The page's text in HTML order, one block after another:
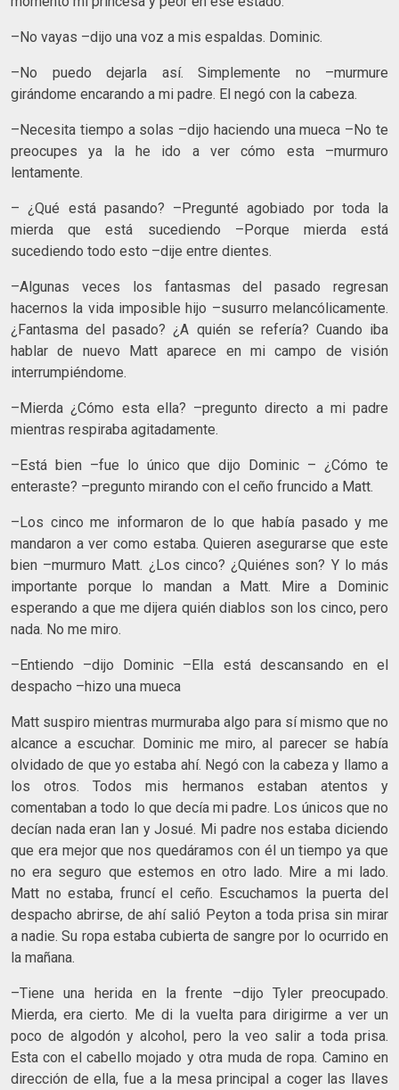
–No vayas –dijo una voz a mis espaldas. Dominic.
–No puedo dejarla así. Simplemente no –murmure
girándome encarando a mi padre. El negó con la cabeza.
–Necesita tiempo a solas –dijo haciendo una mueca –No te
preocupes ya la he ido a ver cómo esta –murmuro
lentamente.
– ¿Qué está pasando? –Pregunté agobiado por toda la
mierda que está sucediendo –Porque mierda está
sucediendo todo esto –dije entre dientes.
–Algunas veces los fantasmas del pasado regresan
hacernos la vida imposible hijo –susurro melancólicamente.
¿Fantasma del pasado? ¿A quién se refería? Cuando iba
hablar de nuevo Matt aparece en mi campo de visión
interrumpiéndome.
–Mierda ¿Cómo esta ella? –pregunto directo a mi padre
mientras respiraba agitadamente.
–Está bien –fue lo único que dijo Dominic – ¿Cómo te
enteraste? –pregunto mirando con el ceño fruncido a Matt.
–Los cinco me informaron de lo que había pasado y me
mandaron a ver como estaba. Quieren asegurarse que este
bien –murmuro Matt. ¿Los cinco? ¿Quiénes son? Y lo más
importante porque lo mandan a Matt. Mire a Dominic
esperando a que me dijera quién diablos son los cinco, pero
nada. No me miro.
–Entiendo –dijo Dominic –Ella está descansando en el
despacho –hizo una mueca
Matt suspiro mientras murmuraba algo para sí mismo que no
alcance a escuchar. Dominic me miro, al parecer se había
olvidado de que yo estaba ahí. Negó con la cabeza y llamo a
los otros. Todos mis hermanos estaban atentos y
comentaban a todo lo que decía mi padre. Los únicos que no
decían nada eran Ian y Josué. Mi padre nos estaba diciendo
que era mejor que nos quedáramos con él un tiempo ya que
no era seguro que estemos en otro lado. Mire a mi lado.
Matt no estaba, fruncí el ceño. Escuchamos la puerta del
despacho abrirse, de ahí salió Peyton a toda prisa sin mirar
a nadie. Su ropa estaba cubierta de sangre por lo ocurrido en
la mañana.
–Tiene una herida en la frente –dijo Tyler preocupado.
Mierda, era cierto. Me di la vuelta para dirigirme a ver un
poco de algodón y alcohol, pero la veo salir a toda prisa.
Esta con el cabello mojado y otra muda de ropa. Camino en
dirección de ella, fue a la mesa principal a coger las llaves